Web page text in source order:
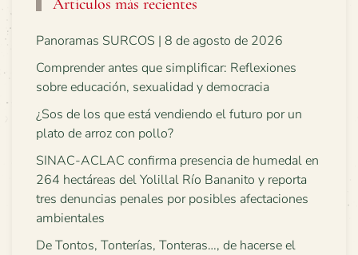
Artículos más recientes
Panoramas SURCOS | 8 de agosto de 2026
Comprender antes que simplificar: Reflexiones
sobre educación, sexualidad y democracia
¿Sos de los que está vendiendo el futuro por un
plato de arroz con pollo?
SINAC-ACLAC confirma presencia de humedal en
264 hectáreas del Yolillal Río Bananito y reporta
tres denuncias penales por posibles afectaciones
ambientales
De Tontos, Tonterías, Tonteras…, de hacerse el